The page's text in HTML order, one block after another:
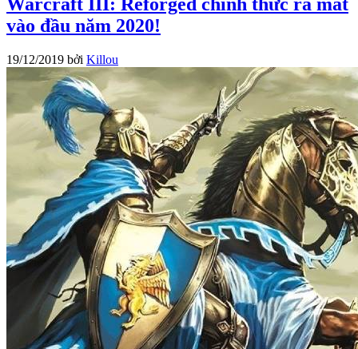
Warcraft III: Reforged chính thức ra mắt
vào đầu năm 2020!
19/12/2019 bởi Killou